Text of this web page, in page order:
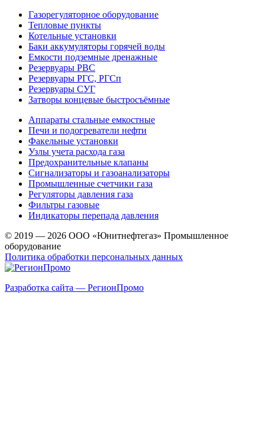
Газорегуляторное оборудование
Тепловые пункты
Котельные установки
Баки аккумуляторы горячей воды
Емкости подземные дренажные
Резервуары РВС
Резервуары РГС, РГСп
Резервуары СУГ
Затворы концевые быстросъёмные
Аппараты стальные емкостные
Печи и подогреватели нефти
Факельные установки
Узлы учета расхода газа
Предохранительные клапаны
Сигнализаторы и газоанализаторы
Промышленные счетчики газа
Регуляторы давления газа
Фильтры газовые
Индикаторы перепада давления
© 2019 — 2026 ООО «Юнитнефтегаз» Промышленное
оборудование
Политика обработки персональных данных
Разработка сайта — РегионПромо